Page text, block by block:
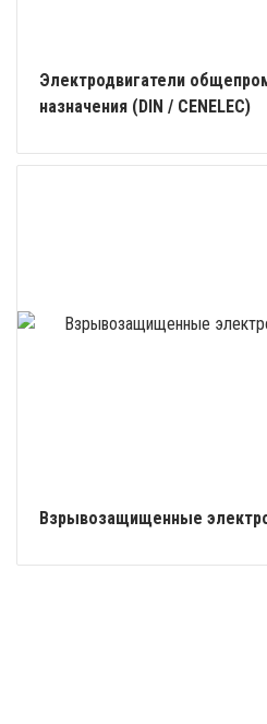
Электродвигатели
назначения (DIN / CENELEC)
Взрывозащищенные